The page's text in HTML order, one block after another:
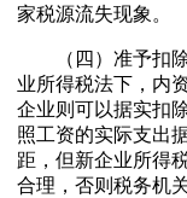
家税源流失现象。
（四）准予扣除
业所得税法下，内
企业则可以据实扣
照工资的实际支出
距，但新企业所得
合理，否则税务机